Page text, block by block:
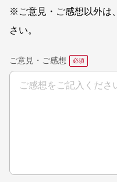
※ご意見・ご感想以外は、
さい。
ご意見・ご感想